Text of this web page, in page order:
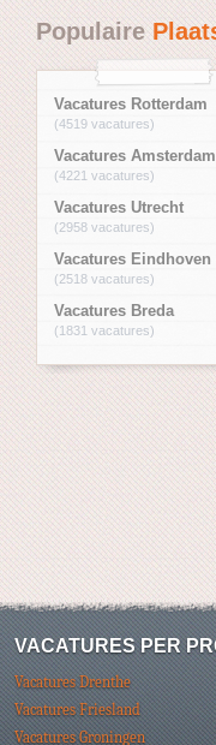
Populaire
Vacatures Rotterdam
(4519 vacatures)
Vacatures Amsterdam
(4221 vacatures)
Vacatures Utrecht
(2958 vacatures)
Vacatures Eindhoven
(2518 vacatures)
Vacatures Breda
(1831 vacatures)
VACATURES PER
Vacatures Drenthe
Vacatures Friesland
Vacatures Groningen